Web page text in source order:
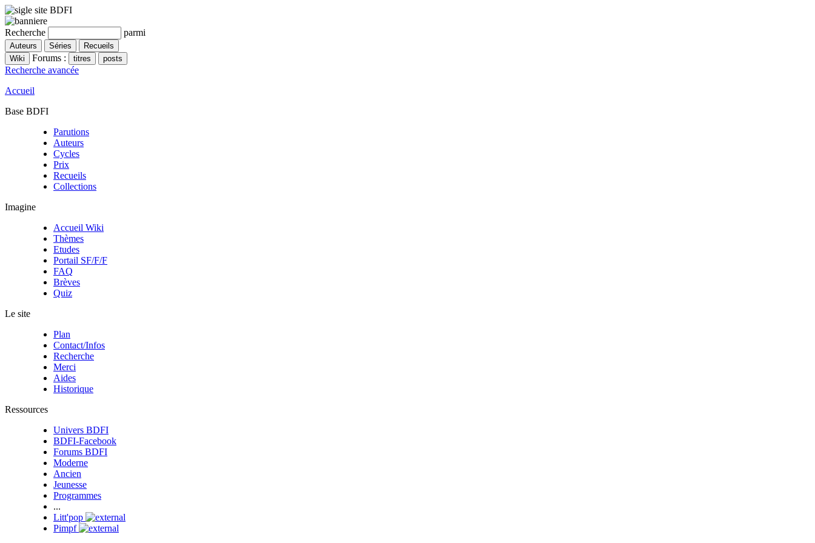
Recherche parmi
Forums :
Recherche avancée
Accueil
Base BDFI
Parutions
Auteurs
Cycles
Prix
Recueils
Collections
Imagine
Accueil Wiki
Thèmes
Etudes
Portail SF/F/F
FAQ
Brèves
Quiz
Le site
Plan
Contact/Infos
Recherche
Merci
Aides
Historique
Ressources
Univers BDFI
BDFI-Facebook
Forums BDFI
Moderne
Ancien
Jeunesse
Programmes
...
Litt'pop
Pimpf